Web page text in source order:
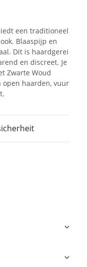
een traditioneel
Blaaspijp en
Dit is haardgerei
en discreet. Je
Zwarte Woud
haarden, vuur